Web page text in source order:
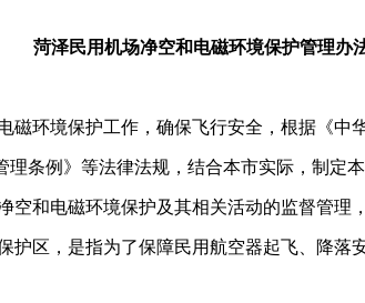
菏泽民用机场净空和电磁环境保护管理办
磁环境保护工作，确保飞行安全，根据《中
条例》等法律法规，结合本市实际，制定本
空和电磁环境保护及其相关活动的监督管理
护区，是指为了保障民用航空器起飞、降落